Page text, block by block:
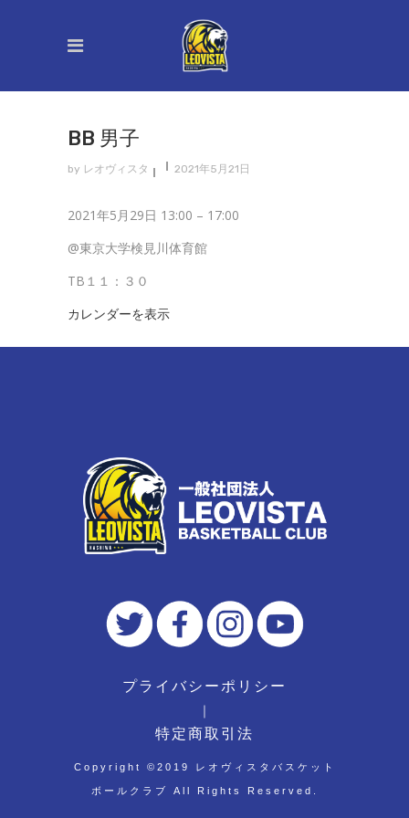
BB 男子
by レオヴィスタ 2021年5月21日
BB
2021年5月29日 13:00 – 17:00
@東京大学検見川体育館
TB１１：３０
カレンダーを表示
プライバシーポリシー
｜
特定商取引法
Copyright ©︎2019 レオヴィスタバスケット
ボールクラブ All Rights Reserved.